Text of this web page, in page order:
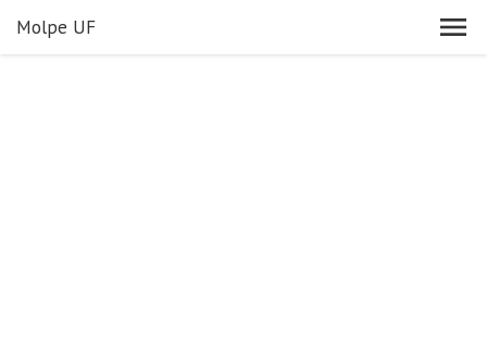
Molpe UF